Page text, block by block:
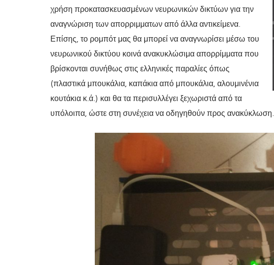
χρήση προκατασκευασμένων νευρωνικών δικτύων για την
αναγνώριση των απορριμματων από άλλα αντικείμενα.
Επίσης, το ρομπότ μας θα μπορεί να αναγνωρίσει μέσω του
νευρωνικού δικτύου κοινά ανακυκλώσιμα απορρίμματα που
βρίσκονται συνήθως στις ελληνικές παραλίες όπως
(πλαστικά μπουκάλια, καπάκια από μπουκάλια, αλουμινένια
κουτάκια κ.ά.) και θα τα περισυλλέγει ξεχωριστά από τα
υπόλοιπα, ώστε στη συνέχεια να οδηγηθούν προς ανακύκλωση.